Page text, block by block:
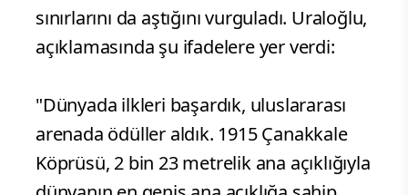
sınırlarını da aştığını vurguladı. Uraloğlu,
açıklamasında şu ifadelere yer verdi:
"Dünyada ilkleri başardık, uluslararası
arenada ödüller aldık. 1915 Çanakkale
Köprüsü, 2 bin 23 metrelik ana açıklığıyla